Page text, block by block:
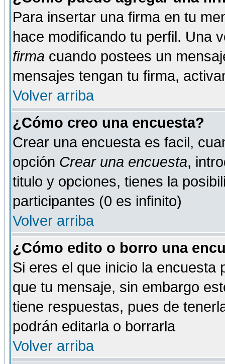
Para insertar una firma en tu
hace modificando tu perfil. Una
firma cuando postees un
mensajes tengan tu firma,
Volver arriba
¿Cómo creo una encuesta?
Crear una encuesta es facil,
opción Crear una encuesta,
titulo y opciones, tienes la
participantes (0 es infinito)
Volver arriba
¿Cómo edito o borro una
Si eres el que inicio la encuesta
que tu mensaje, sin embargo
tiene respuestas, pues de
podrán editarla o borrarla
Volver arriba